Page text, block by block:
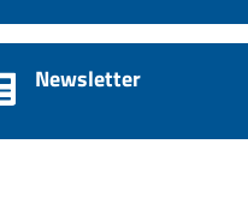
Newsletter